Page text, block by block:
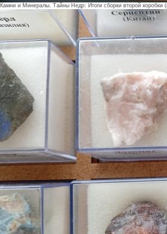
Камни и Минералы. Тайны Недр: Итоги сборки второй